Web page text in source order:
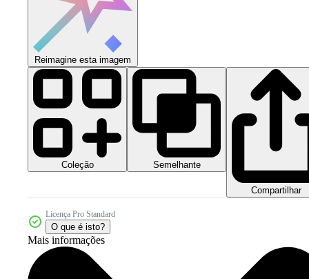
Reimagine esta imagem
Coleção Semelhante
Compartilhar
Licença Pro Standard
O que é isto?
Mais informações